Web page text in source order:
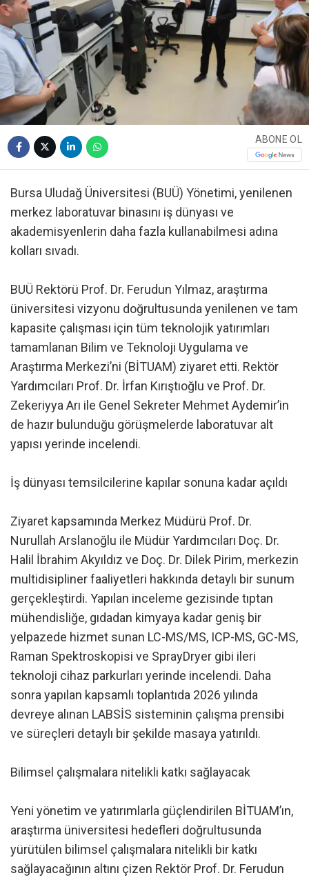
ABONE OL
Bursa Uludağ Üniversitesi (BUÜ) Yönetimi, yenilenen
merkez laboratuvar binasını iş dünyası ve
akademisyenlerin daha fazla kullanabilmesi adına
kolları sıvadı.
BUÜ Rektörü Prof. Dr. Ferudun Yılmaz, araştırma
üniversitesi vizyonu doğrultusunda yenilenen ve tam
kapasite çalışması için tüm teknolojik yatırımları
tamamlanan Bilim ve Teknoloji Uygulama ve
Araştırma Merkezi’ni (BİTUAM) ziyaret etti. Rektör
Yardımcıları Prof. Dr. İrfan Kırıştıoğlu ve Prof. Dr.
Zekeriyya Arı ile Genel Sekreter Mehmet Aydemir’in
de hazır bulunduğu görüşmelerde laboratuvar alt
yapısı yerinde incelendi.
İş dünyası temsilcilerine kapılar sonuna kadar açıldı
Ziyaret kapsamında Merkez Müdürü Prof. Dr.
Nurullah Arslanoğlu ile Müdür Yardımcıları Doç. Dr.
Halil İbrahim Akyıldız ve Doç. Dr. Dilek Pirim, merkezin
multidisipliner faaliyetleri hakkında detaylı bir sunum
gerçekleştirdi. Yapılan inceleme gezisinde tıptan
mühendisliğe, gıdadan kimyaya kadar geniş bir
yelpazede hizmet sunan LC-MS/MS, ICP-MS, GC-MS,
Raman Spektroskopisi ve SprayDryer gibi ileri
teknoloji cihaz parkurları yerinde incelendi. Daha
sonra yapılan kapsamlı toplantıda 2026 yılında
devreye alınan LABSİS sisteminin çalışma prensibi
ve süreçleri detaylı bir şekilde masaya yatırıldı.
Bilimsel çalışmalara nitelikli katkı sağlayacak
Yeni yönetim ve yatırımlarla güçlendirilen BİTUAM’ın,
araştırma üniversitesi hedefleri doğrultusunda
yürütülen bilimsel çalışmalara nitelikli bir katkı
sağlayacağının altını çizen Rektör Prof. Dr. Ferudun